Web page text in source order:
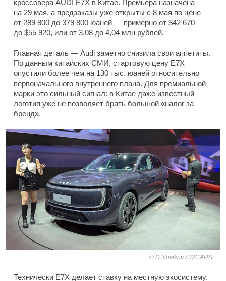
кроссовера AUDI E7X в Китае. Премьера назначена
на 29 мая, а предзаказы уже открыты с 8 мая по цене
от 289 800 до 379 800 юаней — примерно от $42 670
до $55 920, или от 3,08 до 4,04 млн рублей.
Главная деталь — Audi заметно снизила свои аппетиты.
По данным китайских СМИ, стартовую цену E7X
опустили более чем на 130 тыс. юаней относительно
первоначального внутреннего плана. Для премиальной
марки это сильный сигнал: в Китае даже известный
логотип уже не позволяет брать большой «налог за
бренд».
D.Novikov / 32CARS
Технически E7X делает ставку на местную экосистему.